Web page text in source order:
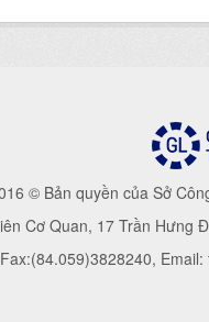
© Bản quyền của Sở
Cơ Quan, 17 Trần Hưng
Email: